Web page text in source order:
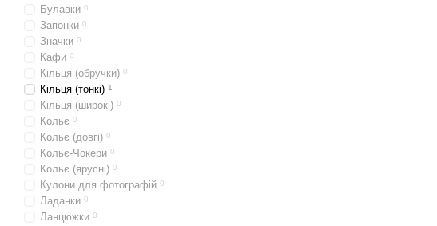
Булавки 0
Запонки 0
Значки 0
Кафи 0
Кільця (обручки) 0
Кільця (тонкі) 1
Кільця (широкі) 0
Кольє 0
Кольє (довгі) 0
Кольє-Чокери 0
Кольє (ярусні) 0
Кулони для фотографій 0
Ладанки 0
Ланцюжки 0